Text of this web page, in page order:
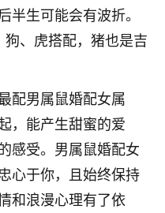
半生可能会有波折。
、虎搭配，猪也是吉
配男属鼠婚配女属
，能产生甜蜜的爱
感受。男属鼠婚配女
心于你，且始终保持
和浪漫心理有了依
感兴趣
15